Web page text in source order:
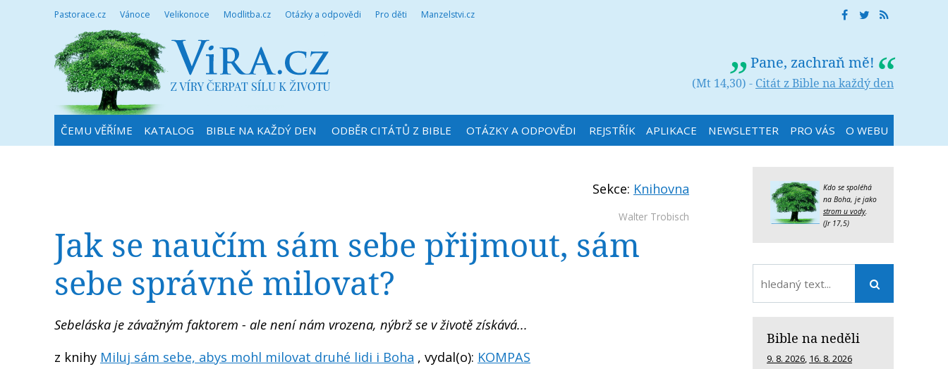
Pastorace.cz Vánoce Velikonoce Modlitba.cz Otázky a odpovědi Pro děti Manzelstvi.cz
Pane, zachraň mě!
(Mt 14,30) - Citát z Bible na každý den
ČEMU VĚŘÍME KATALOG BIBLE NA KAŽDÝ DEN ODBĚR CITÁTŮ Z BIBLE OTÁZKY A ODPOVĚDI REJSTŘÍK APLIKACE NEWSLETTER PRO VÁS O WEBU
Sekce: Knihovna
Walter Trobisch
Jak se naučím sám sebe přijmout, sám
sebe správně milovat?
Sebeláska je závažným faktorem - ale není nám vrozena, nýbrž se v životě získává...
z knihy Miluj sám sebe, abys mohl milovat druhé lidi i Boha , vydal(o): KOMPAS
Kdo se spoléhá
na Boha, je jako
strom u vody.
(Jr 17,5)
Bible na neděli
9. 8. 2026, 16. 8. 2026